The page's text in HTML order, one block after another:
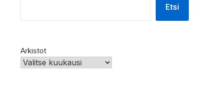
Etsi
Arkistot